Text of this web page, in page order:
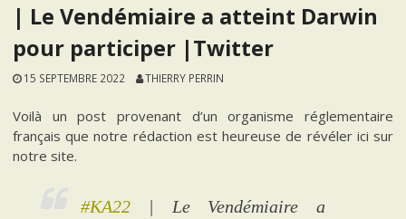
| Le Vendémiaire a atteint Darwin
pour participer |Twitter
15 SEPTEMBRE 2022 THIERRY PERRIN
Voilà un post provenant d’un organisme réglementaire
français que notre rédaction est heureuse de révéler ici sur
notre site.
#KA22 | Le Vendémiaire a